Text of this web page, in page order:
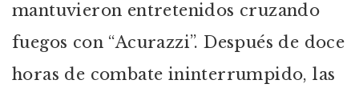
mantuvieron entretenidos cruzando
fuegos con “Acurazzi”. Después de doce
horas de combate ininterrumpido, las